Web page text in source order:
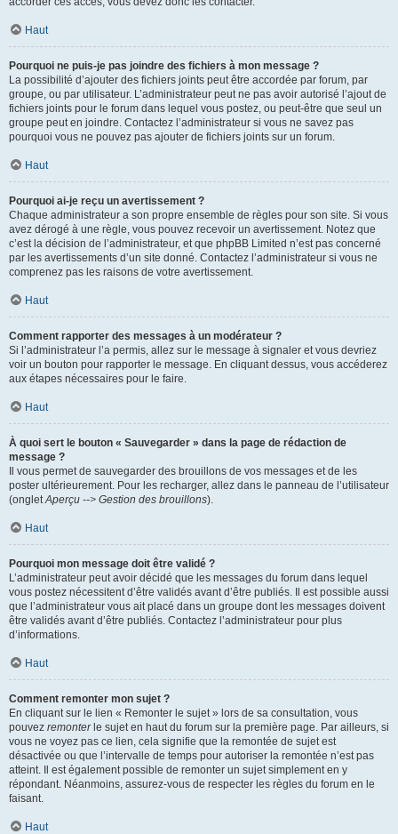
Haut
Pourquoi ne puis-je pas joindre des fichiers à mon message ?
La possibilité d’ajouter des fichiers joints peut être accordée par forum, par
groupe, ou par utilisateur. L’administrateur peut ne pas avoir autorisé l’ajout de
fichiers joints pour le forum dans lequel vous postez, ou peut-être que seul un
groupe peut en joindre. Contactez l’administrateur si vous ne savez pas
pourquoi vous ne pouvez pas ajouter de fichiers joints sur un forum.
Haut
Pourquoi ai-je reçu un avertissement ?
Chaque administrateur a son propre ensemble de règles pour son site. Si vous
avez dérogé à une règle, vous pouvez recevoir un avertissement. Notez que
c’est la décision de l’administrateur, et que phpBB Limited n’est pas concerné
par les avertissements d’un site donné. Contactez l’administrateur si vous ne
comprenez pas les raisons de votre avertissement.
Haut
Comment rapporter des messages à un modérateur ?
Si l’administrateur l’a permis, allez sur le message à signaler et vous devriez
voir un bouton pour rapporter le message. En cliquant dessus, vous accéderez
aux étapes nécessaires pour le faire.
Haut
À quoi sert le bouton « Sauvegarder » dans la page de rédaction de
message ?
Il vous permet de sauvegarder des brouillons de vos messages et de les
poster ultérieurement. Pour les recharger, allez dans le panneau de l’utilisateur
(ongletAperçu --> Gestion des brouillons).
Haut
Pourquoi mon message doit être validé ?
L’administrateur peut avoir décidé que les messages du forum dans lequel
vous postez nécessitent d’être validés avant d’être publiés. Il est possible aussi
que l’administrateur vous ait placé dans un groupe dont les messages doivent
être validés avant d’être publiés. Contactez l’administrateur pour plus
d’informations.
Haut
Comment remonter mon sujet ?
En cliquant sur le lien « Remonter le sujet » lors de sa consultation, vous
pouvez remonterle sujet en haut du forum sur la première page. Par ailleurs, si
vous ne voyez pas ce lien, cela signifie que la remontée de sujet est
désactivée ou que l’intervalle de temps pour autoriser la remontée n’est pas
atteint. Il est également possible de remonter un sujet simplement en y
répondant. Néanmoins, assurez-vous de respecter les règles du forum en le
faisant.
Haut